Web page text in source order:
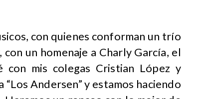
con quienes conforman un trío
un homenaje a Charly García, el
mis colegas Cristian López y
Andersen” y estamos haciendo